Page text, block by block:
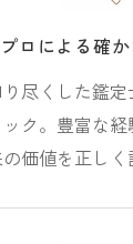
プロによる確
尽くした鑑
ク。豊富な
価値を正しく